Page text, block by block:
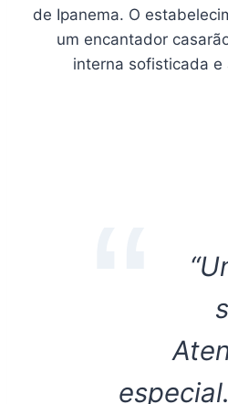
de Ipanema. O
um encantador
interna sofisticada e